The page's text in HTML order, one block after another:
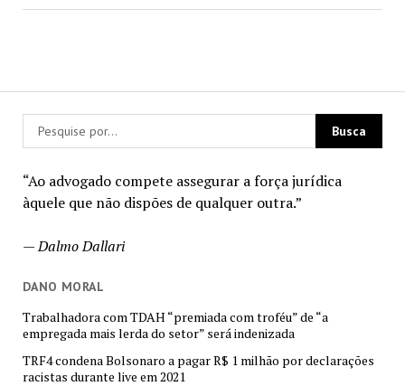
“Ao advogado compete assegurar a força jurídica
àquele que não dispões de qualquer outra.”
—Dalmo Dallari
DANO MORAL
Trabalhadora com TDAH “premiada com troféu” de “a
empregada mais lerda do setor” será indenizada
TRF4 condena Bolsonaro a pagar R$ 1 milhão por declarações
racistas durante live em 2021